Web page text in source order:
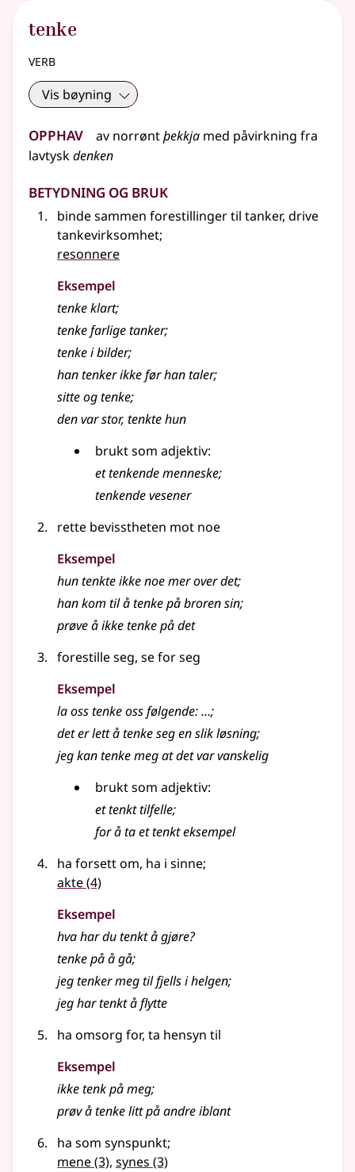
tenke
verb
Vis bøyning
Opphav av norrøntþekkja med påvirkning fra
lavtyskdenken
Betydning og bruk
binde sammen forestillinger til tanker, drive
tankevirksomhet;
resonnere
Eksempel
tenkeklart;
tenkefarlige tanker;
tenkei bilder;
han tenker ikke før han taler;
sitte ogtenke;
den var stor, tenkte hun
brukt som adjektiv:
et tenkende menneske;
tenkende vesener
rette bevisstheten mot noe
Eksempel
hun tenkte ikke noe mer over det;
han kom til å tenke på broren sin;
prøve å ikke tenke på det
forestille seg, se for seg
Eksempel
la osstenkeoss følgende: …;
det er lett å tenke seg en slik løsning;
jeg kan tenke meg at det var vanskelig
brukt som adjektiv:
et tenkt tilfelle;
for å ta et tenkt eksempel
ha forsett om, ha i sinne;
akte(4)
Eksempel
hva har du tenkt å gjøre?
tenkepå å gå;
jeg tenker meg til fjells i helgen;
jeg har tenkt å flytte
ha omsorg for, ta hensyn til
Eksempel
ikke tenk på meg;
prøv å tenke litt på andre iblant
ha som synspunkt;
mene(3), synes (3)